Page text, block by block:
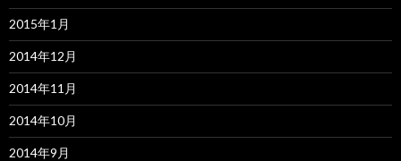
2015年1月
2014年12月
2014年11月
2014年10月
2014年9月